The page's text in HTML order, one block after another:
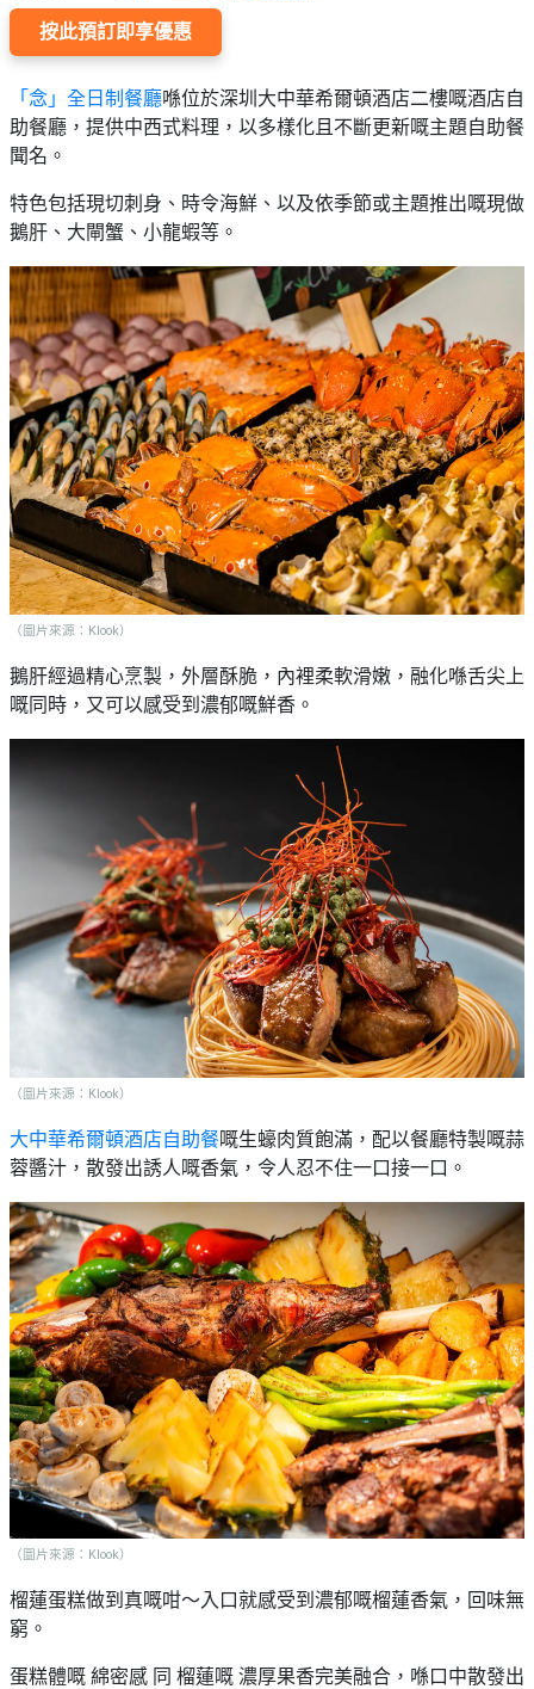
按此預訂即享優惠
「念」全日制餐廳喺位於深圳大中華希爾頓酒店二樓嘅酒店自
助餐廳，提供中西式料理，以多樣化且不斷更新嘅主題自助餐
聞名。
特色包括現切刺身、時令海鮮、以及依季節或主題推出嘅現做
鵝肝、大閘蟹、小龍蝦等。
（圖片來源：Klook）
鵝肝經過精心烹製，外層酥脆，內裡柔軟滑嫩，融化喺舌尖上
嘅同時，又可以感受到濃郁嘅鮮香。
（圖片來源：Klook）
大中華希爾頓酒店自助餐嘅生蠔肉質飽滿，配以餐廳特製嘅蒜
蓉醬汁，散發出誘人嘅香氣，令人忍不住一口接一口。
（圖片來源：Klook）
榴蓮蛋糕做到真嘅咁～入口就感受到濃郁嘅榴蓮香氣，回味無
窮。
蛋糕體嘅 綿密感 同 榴蓮嘅 濃厚果香完美融合，喺口中散發出